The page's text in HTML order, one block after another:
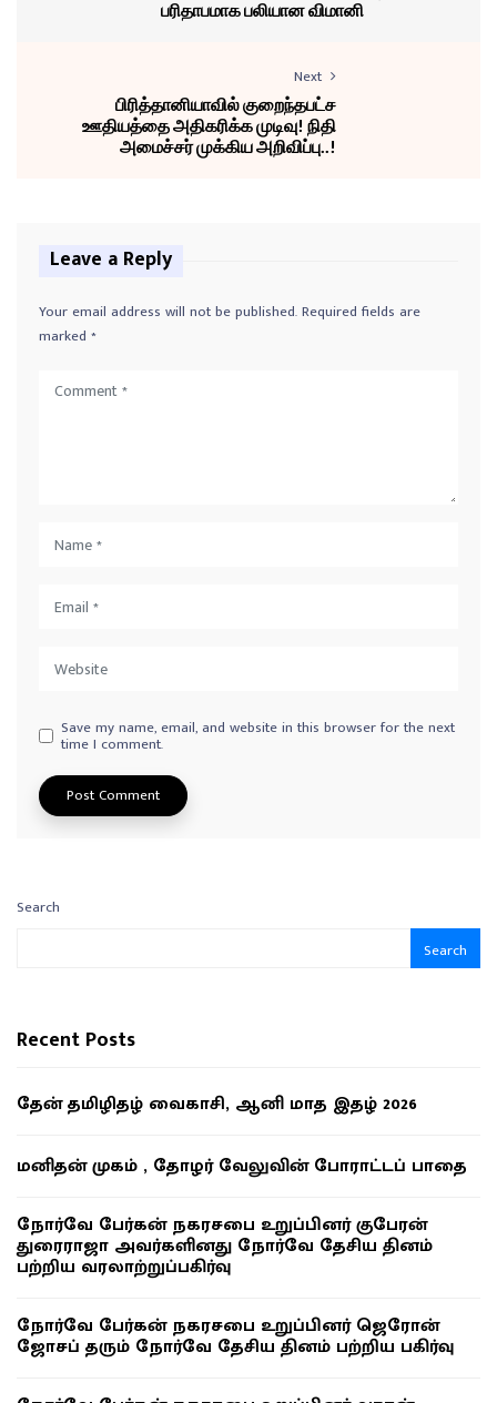
பரிதாபமாக பலியான விமானி
Next
பிரித்தானியாவில் குறைந்தபட்ச
ஊதியத்தை அதிகரிக்க முடிவு! நிதி
அமைச்சர் முக்கிய அறிவிப்பு..!
Leave a Reply
Your email address will not be published.Required fields are
marked *
Save my name, email, and website in this browser for the next
time I comment.
Search
Search
Recent Posts
தேன் தமிழிதழ் வைகாசி, ஆனி மாத இதழ் 2026
மனிதன் முகம் , தோழர் வேலுவின் போராட்டப் பாதை
நோர்வே பேர்கன் நகரசபை உறுப்பினர் குபேரன்
துரைராஜா அவர்களினது நோர்வே தேசிய தினம்
பற்றிய வரலாற்றுப்பகிர்வு
நோர்வே பேர்கன் நகரசபை உறுப்பினர் ஜெரோன்
ஜோசப் தரும் நோர்வே தேசிய தினம் பற்றிய பகிர்வு